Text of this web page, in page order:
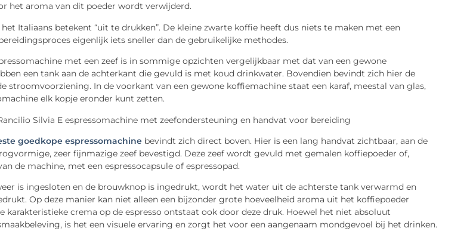
het aroma van dit poeder wordt verwijderd.
Italiaans betekent “uit te drukken”. De kleine zwarte koffie heeft dus niets te maken met een
bereidingsproces eigenlijk iets sneller dan de gebruikelijke methodes.
met een zeef is in sommige opzichten vergelijkbaar met dat van een gewone
een tank aan de achterkant die gevuld is met koud drinkwater. Bovendien bevindt zich hier de
stroomvoorziening. In de voorkant van een gewone koffiemachine staat een karaf, meestal van glas,
elk kopje eronder kunt zetten.
goedkope espressomachine bevindt zich direct boven. Hier is een lang handvat zichtbaar, aan de
zeer fijnmazige zeef bevestigd. Deze zeef wordt gevuld met gemalen koffiepoeder of,
de machine, met een espressocapsule of espressopad.
is ingesloten en de brouwknop is ingedrukt, wordt het water uit de achterste tank verwarmd en
Op deze manier kan niet alleen een bijzonder grote hoeveelheid aroma uit het koffiepoeder
karakteristieke crema op de espresso ontstaat ook door deze druk. Hoewel het niet absoluut
is het een visuele ervaring en zorgt het voor een aangenaam mondgevoel bij het drinken.